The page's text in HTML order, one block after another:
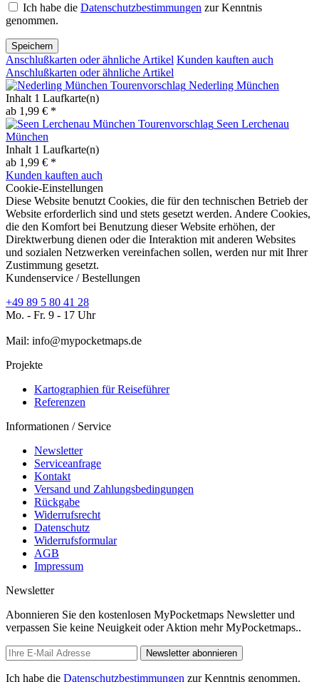
Ich habe die Datenschutzbestimmungen zur Kenntnis
genommen.
Speichern
Anschlußkarten oder ähnliche Artikel Kunden kauften auch
Anschlußkarten oder ähnliche Artikel
Nederling München
Inhalt 1 Laufkarte(n)
ab 1,99 € *
Seen Lerchenau
München
Inhalt 1 Laufkarte(n)
ab 1,99 € *
Kunden kauften auch
Cookie-Einstellungen
Diese Website benutzt Cookies, die für den technischen Betrieb der
Website erforderlich sind und stets gesetzt werden. Andere Cookies,
die den Komfort bei Benutzung dieser Website erhöhen, der
Direktwerbung dienen oder die Interaktion mit anderen Websites
und sozialen Netzwerken vereinfachen sollen, werden nur mit Ihrer
Zustimmung gesetzt.
Kundenservice / Bestellungen
+49 89 5 80 41 28
Mo. - Fr. 9 - 17 Uhr
Mail: info@mypocketmaps.de
Projekte
Kartographien für Reiseführer
Referenzen
Informationen / Service
Newsletter
Serviceanfrage
Kontakt
Versand und Zahlungsbedingungen
Rückgabe
Widerrufsrecht
Datenschutz
Widerrufsformular
AGB
Impressum
Newsletter
Abonnieren Sie den kostenlosen MyPocketmaps Newsletter und
verpassen Sie keine Neuigkeit oder Aktion mehr MyPocketmaps..
Newsletter abonnieren
Ich habe die Datenschutzbestimmungen zur Kenntnis genommen.